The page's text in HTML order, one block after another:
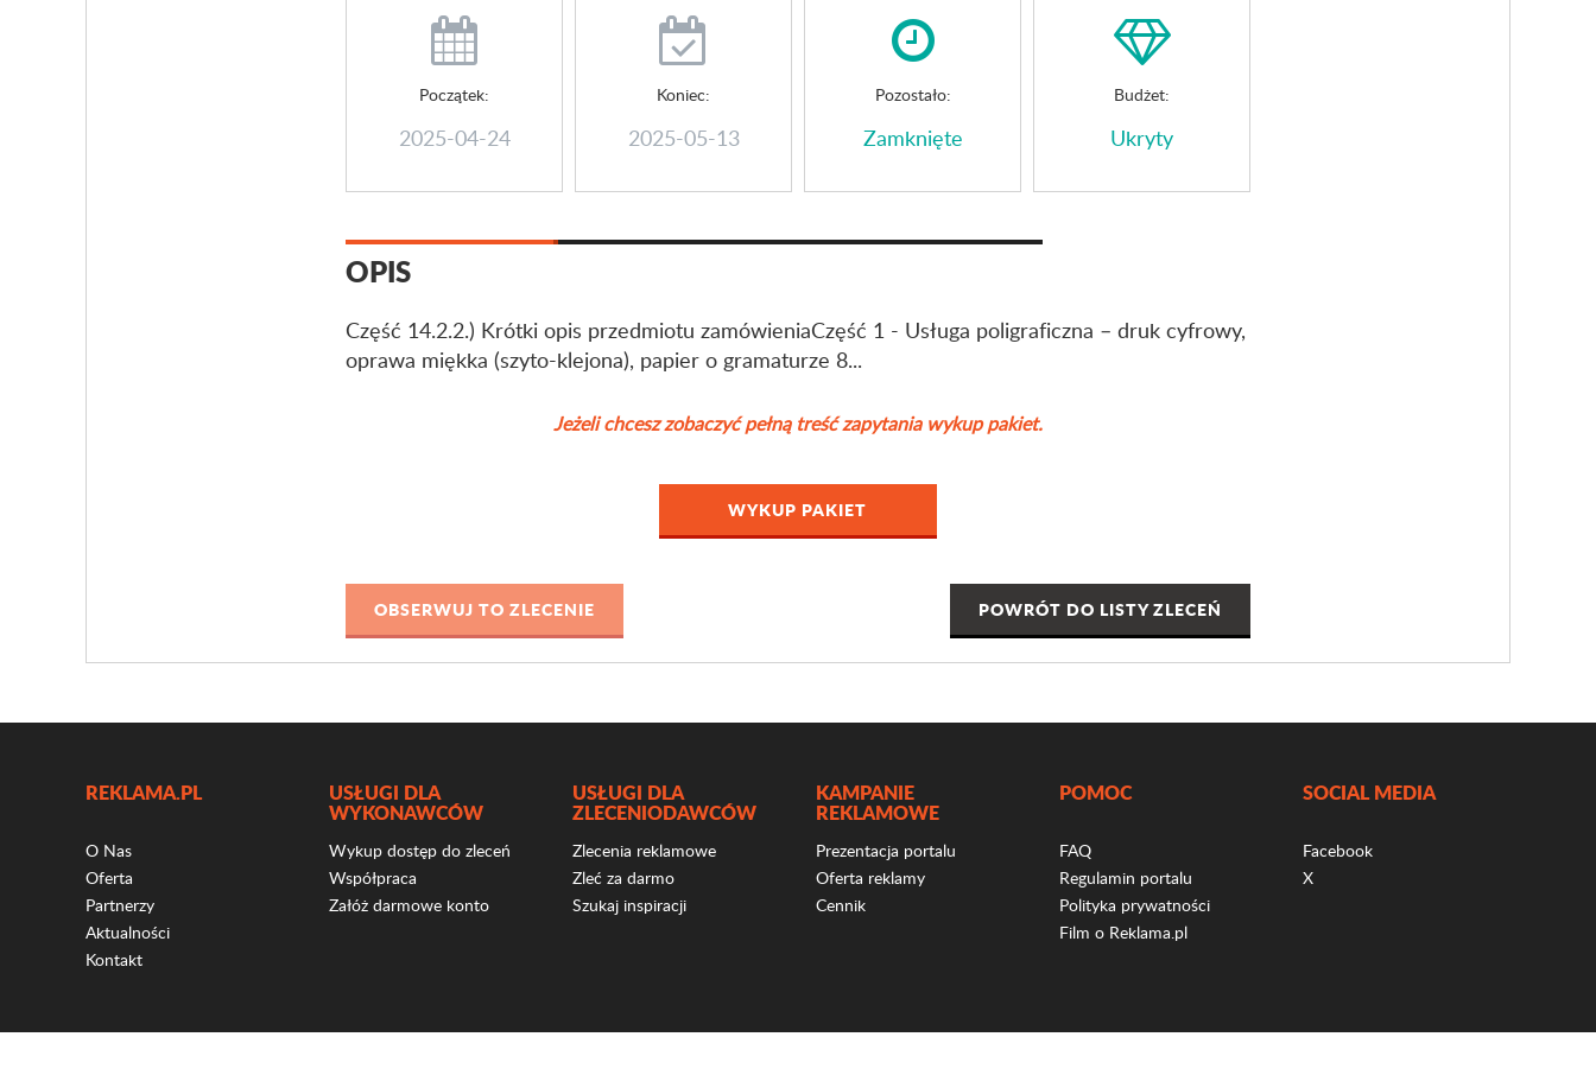
Początek:
2025-04-24
Koniec:
2025-05-13
Pozostało:
Zamknięte
Budżet:
Ukryty
OPIS
Część 14.2.2.) Krótki opis przedmiotu zamówieniaCzęść 1 - Usługa poligraficzna – druk cyfrowy,
oprawa miękka (szyto-klejona), papier o gramaturze 8...
Jeżeli chcesz zobaczyć pełną treść zapytania wykup pakiet.
WYKUP PAKIET
POWRÓT DO LISTY ZLECEŃ
REKLAMA.PL
O Nas
Oferta
Partnerzy
Aktualności
Kontakt
USŁUGI DLA
WYKONAWCÓW
Wykup dostęp do zleceń
Współpraca
Załóż darmowe konto
USŁUGI DLA
ZLECENIODAWCÓW
Zlecenia reklamowe
Zleć za darmo
Szukaj inspiracji
KAMPANIE
REKLAMOWE
Prezentacja portalu
Oferta reklamy
Cennik
POMOC
FAQ
Regulamin portalu
Polityka prywatności
Film o Reklama.pl
SOCIAL MEDIA
Facebook
X